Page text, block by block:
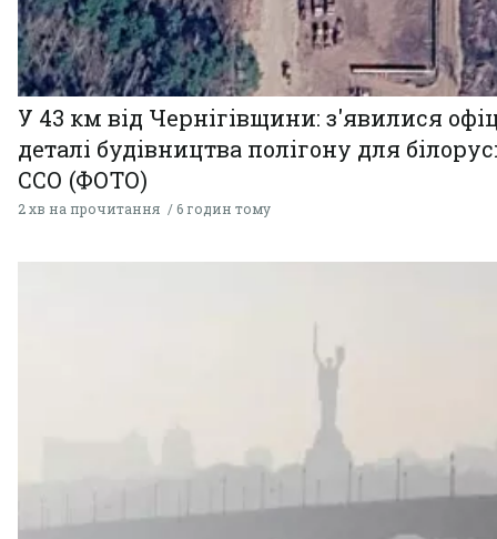
У 43 км від Чернігівщини: з'явилися
деталі будівництва полігону для
ССО (ФОТО)
2 хв на прочитання 6 годин тому